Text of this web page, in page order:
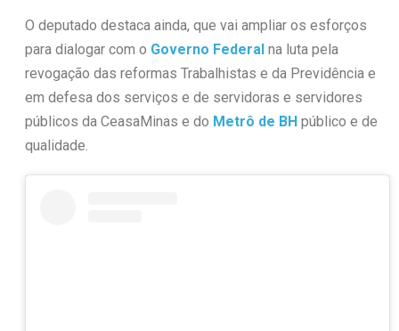
O deputado destaca ainda, que vai ampliar os esforços
para dialogar com o Governo Federalna luta pela
revogação das reformas Trabalhistas e da Previdência e
em defesa dos serviços e de servidoras e servidores
públicos da CeasaMinas e do Metrô de BHpúblico e de
qualidade.